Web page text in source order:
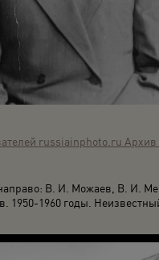
russiainphoto.ru Архив
В. И. Можаев, В. И.
1950-1960 годы.